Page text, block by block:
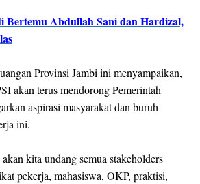
Bertemu Abdullah Sani dan Hardizal,
Provinsi Jambi ini menyampaikan,
akan terus mendorong Pemerintah
aspirasi masyarakat dan buruh
ini.
kita undang semua stakeholders
pekerja, mahasiswa, OKP, praktisi,